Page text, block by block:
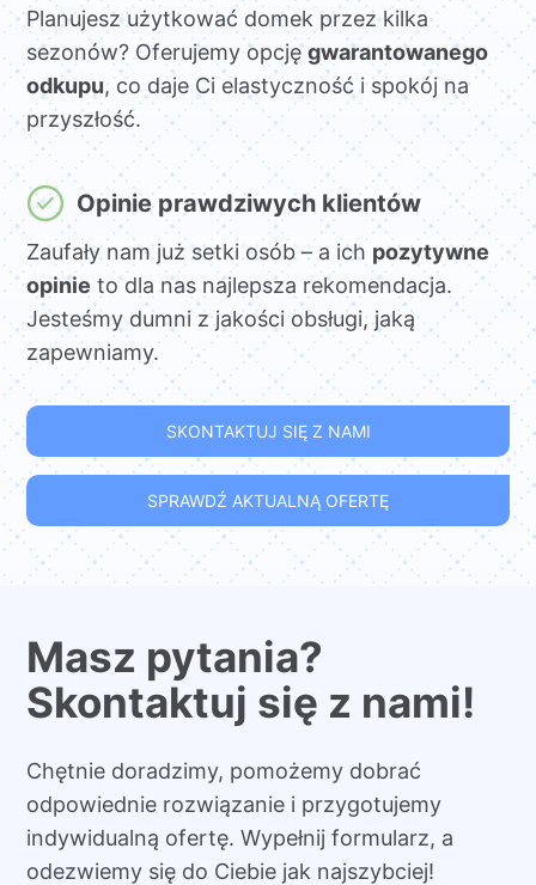
Planujesz użytkować domek przez kilka
sezonów? Oferujemy opcjęgwarantowanego
odkupu, co daje Ci elastyczność i spokój na
przyszłość.
Opinie prawdziwych klientów
Zaufały nam już setki osób – a ich pozytywne
opinie to dla nas najlepsza rekomendacja.
Jesteśmy dumni z jakości obsługi, jaką
zapewniamy.
SKONTAKTUJ SIĘ Z NAMI
SPRAWDŹ AKTUALNĄ OFERTĘ
Masz pytania?
Skontaktuj się z nami!
Chętnie doradzimy, pomożemy dobrać
odpowiednie rozwiązanie i przygotujemy
indywidualną ofertę. Wypełnij formularz, a
odezwiemy się do Ciebie jak najszybciej!